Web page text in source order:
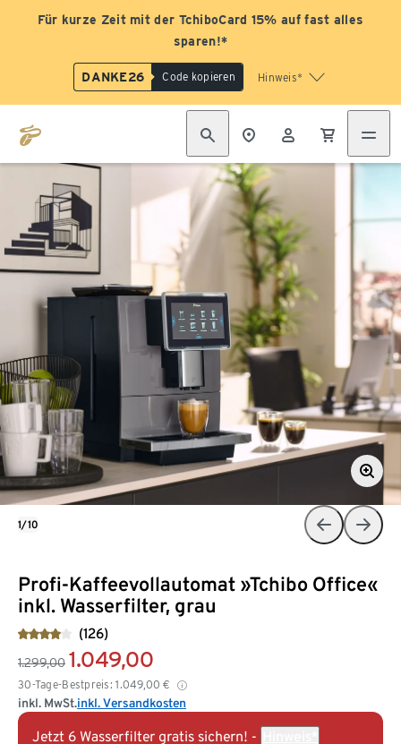
Für kurze Zeit mit der TchiboCard 15% auf fast alles
sparen!*
DANKE26 Code kopieren Hinweis*
Profi-Kaffeevollautomat »Tchibo Office«
inkl. Wasserfilter, grau
(126)
1.299,00 1.049,00
30-Tage-Bestpreis: 1.049,00 €
inkl. MwSt.inkl. Versandkosten
Jetzt 6 Wasserfilter gratis sichern! -
1/10